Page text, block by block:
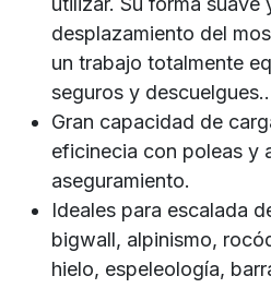
desplazamiento del
un trabajo totalmente
seguros y descuelgues..
Gran capacidad de
eficinecia con poleas y
aseguramiento.
Ideales para escalada
bigwall, alpinismo,
hielo, espeleología,